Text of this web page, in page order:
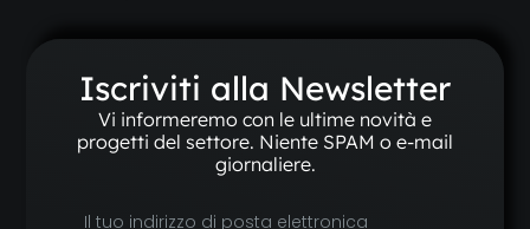
Iscriviti alla Newsletter
Vi informeremo con le ultime novità e
progetti del settore. Niente SPAM o e-mail
giornaliere.